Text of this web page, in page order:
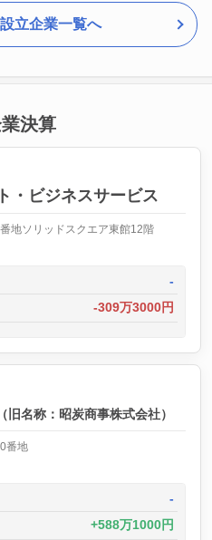
立企業一覧へ
決算
・ビジネスサービス
地ソリッドスクエア東館12階
-
-309万3000円
（旧名称：昭炭商事株式会社）
番地
-
588万1000円